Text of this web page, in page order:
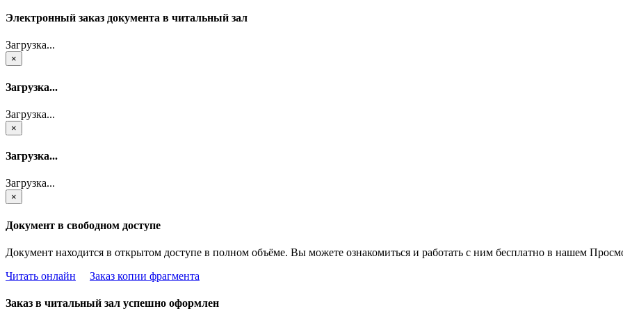
Электронный заказ документа в читальный зал
Загрузка...
×
Загрузка...
Загрузка...
×
Загрузка...
Загрузка...
×
Документ в свободном доступе
Документ находится в открытом доступе в полном объёме. Вы можете ознакомиться и работать с ним бесплатно в нашем
Читать онлайн
Заказ копии фрагмента
Заказ в читальный зал успешно оформлен